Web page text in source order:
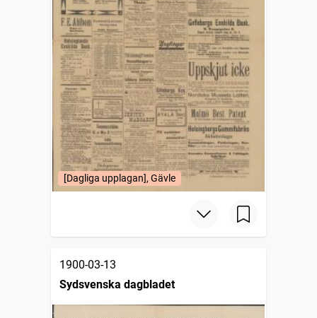
[Dagliga upplagan], Gävle
1900-03-13
Sydsvenska dagbladet